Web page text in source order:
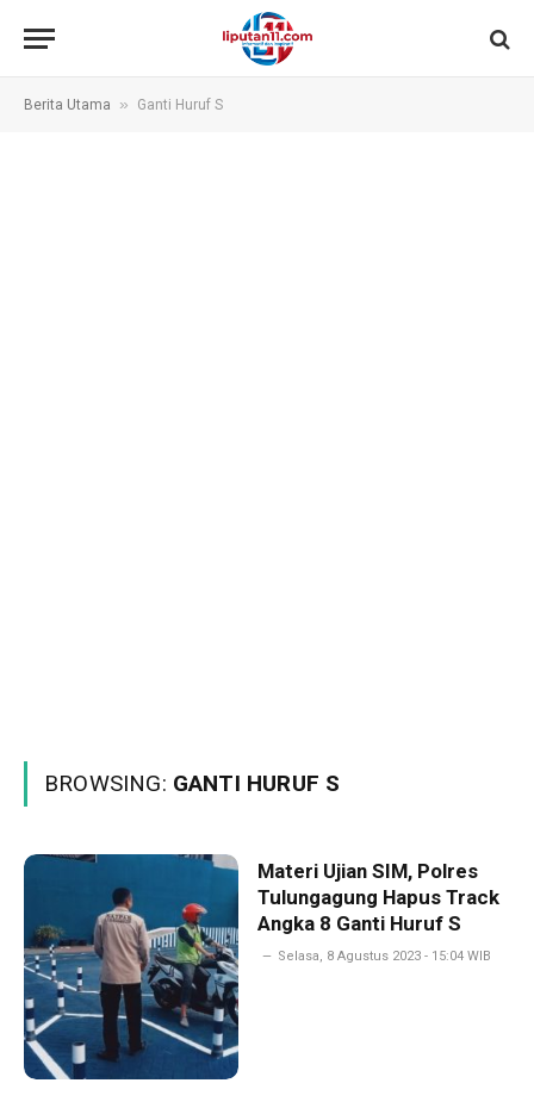
Berita Utama » Ganti Huruf S
BROWSING: GANTI HURUF S
Materi Ujian SIM, Polres
Tulungagung Hapus Track
Angka 8 Ganti Huruf S
Selasa, 8 Agustus 2023 - 15:04 WIB